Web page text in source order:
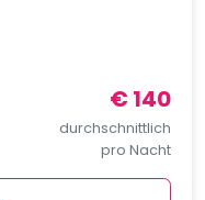
€ 140
durchschnittlich
pro Nacht